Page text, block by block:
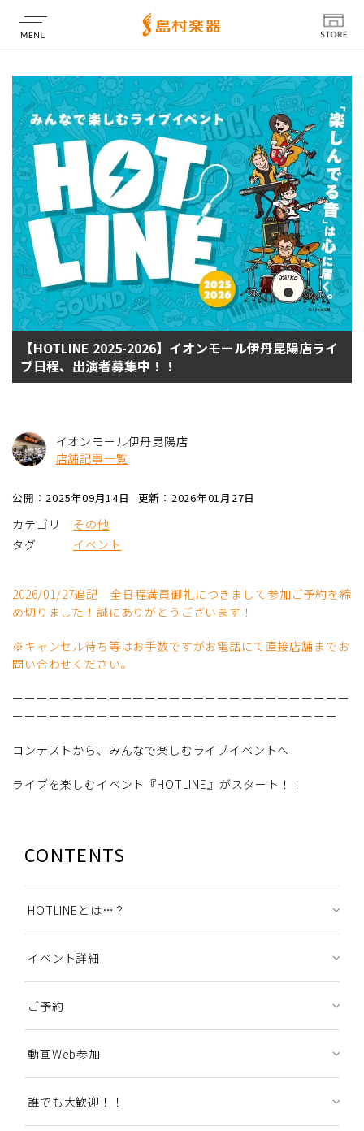
店舗情報
【HOTLINE 2025-2026】イオンモール伊丹昆陽店ライ
ブ日程、出演者募集中！！
イオンモール伊丹昆陽店
店舗記事一覧
公開：2025年09月14日 更新：2026年01月27日
カテゴリ
その他
タグ
イベント
2026/01/27追記 全日程満員御礼につきまして参加ご予約を締
め切りました！誠にありがとうございます！
※キャンセル待ち等はお手数ですがお電話にて直接店舗までお
問い合わせください。
ーーーーーーーーーーーーーーーーーーーーーーーーーーーー
ーーーーーーーーーーーーーーーーーーーーーーーーーーー
コンテストから、みんなで楽しむライブイベントへ
ライブを楽しむイベント『HOTLINE』がスタート！！
CONTENTS
HOTLINEとは…？
イベント詳細
ご予約
動画Web参加
誰でも大歓迎！！